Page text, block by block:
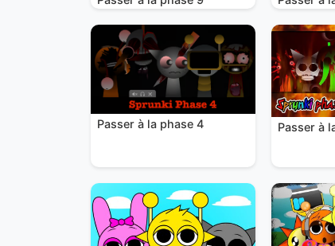
Passer à la phase 4 Passer à